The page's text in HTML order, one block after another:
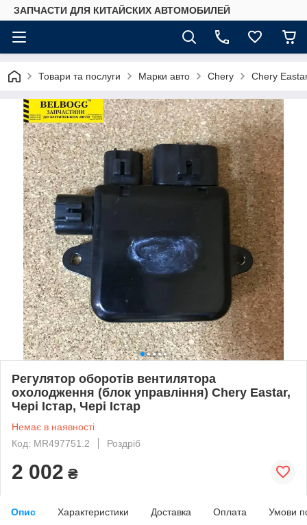
ЗАПЧАСТИ ДЛЯ КИТАЙСКИХ АВТОМОБИЛЕЙ
Товари та послуги Марки авто Chery Chery
Регулятор оборотів вентилятора
охолодження (блок управління) Chery Eastar,
Чері Істар, Чері Істар
Немає в наявності
Код: MR497751.2
Роздріб
2 002 ₴
Опис Характеристики Доставка Оплата Умови